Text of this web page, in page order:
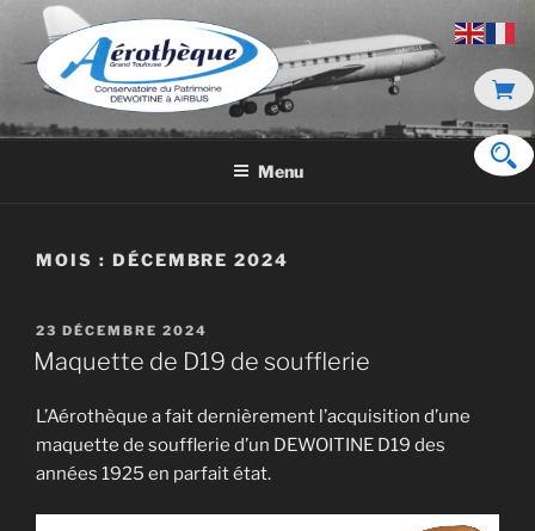
contenu
principal
DE DEWOITINE À AIRBUS
Menu
MOIS : DÉCEMBRE 2024
PUBLIÉ
LE
23 DÉCEMBRE 2024
Maquette de D19 de soufflerie
L’Aérothèque a fait dernièrement l’acquisition d’une
maquette de soufflerie d’un DEWOITINE D19 des
années 1925 en parfait état.